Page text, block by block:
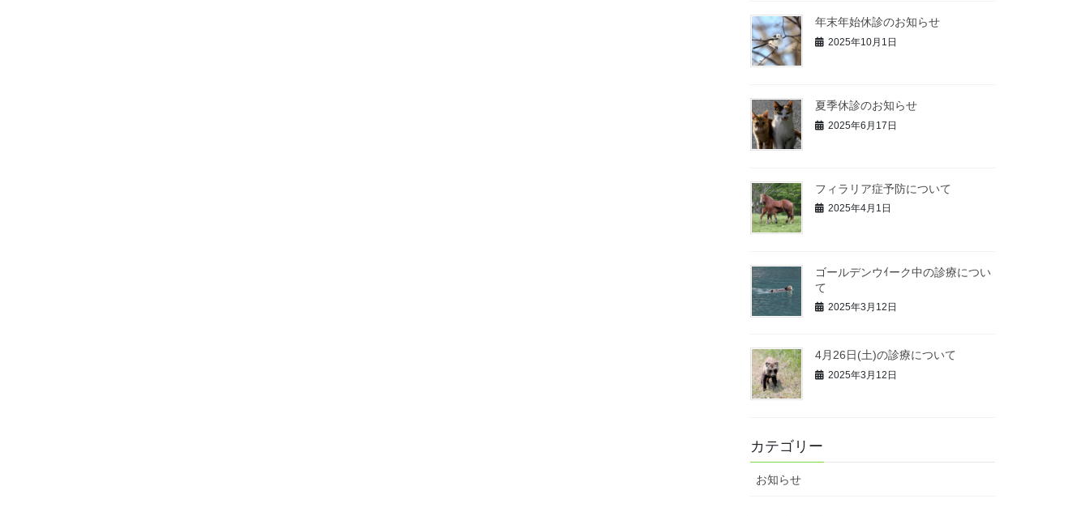
年末年始休診のお知らせ
2025年10月1日
夏季休診のお知らせ
2025年6月17日
フィラリア症予防について
2025年4月1日
ゴールデンウｲーク中の診療につい
て
2025年3月12日
4月26日(土)の診療について
2025年3月12日
カテゴリー
お知らせ